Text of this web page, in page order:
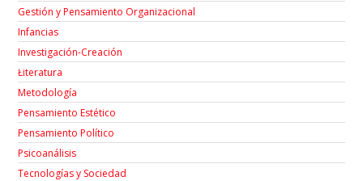
Gestión y Pensamiento Organizacional
Infancias
Investigación-Creación
Łiteratura
Metodología
Pensamiento Estético
Pensamiento Político
Psicoanálisis
Tecnologías y Sociedad